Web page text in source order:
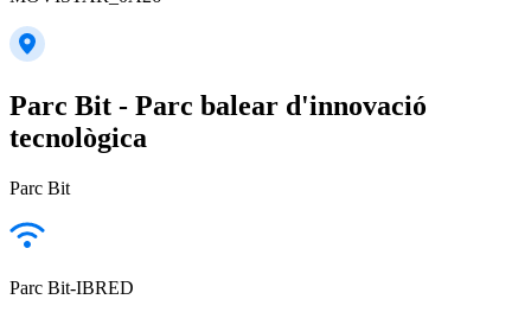
Parc Bit - Parc balear d'innovació
tecnològica
Parc Bit
Parc Bit-IBRED